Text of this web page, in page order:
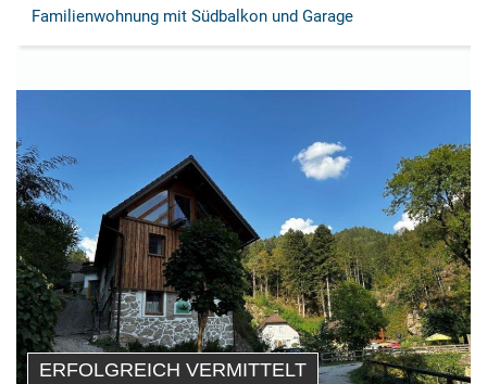
Familienwohnung mit Südbalkon und Garage
ERFOLGREICH VERMITTELT